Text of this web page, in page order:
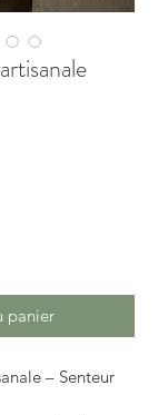
panier
– Senteur